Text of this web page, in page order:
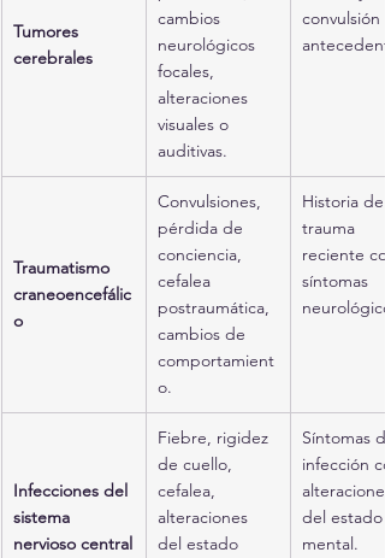
Tumores
cerebrales
cambios
neurológicos
focales,
alteraciones
visuales o
auditivas.
convulsión
Traumatismo
craneoencefálic
o
Convulsiones,
pérdida de
conciencia,
cefalea
postraumática,
cambios de
comportamient
o.
Historia de
trauma
reciente
síntomas
Infecciones del
sistema
nervioso central
Fiebre, rigidez
de cuello,
cefalea,
alteraciones
del estado
Síntomas
infección
alteraciones
del estado
mental.